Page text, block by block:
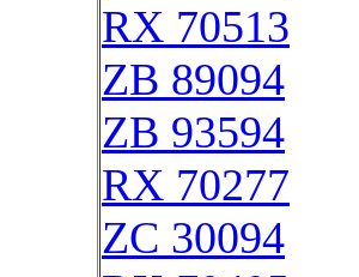
RX 70513
ZB 89094
ZB 93594
RX 70277
ZC 30094